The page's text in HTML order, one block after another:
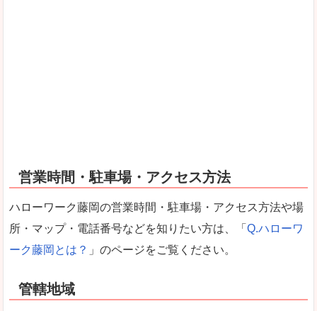
営業時間・駐車場・アクセス方法
ハローワーク藤岡の営業時間・駐車場・アクセス方法や場
所・マップ・電話番号などを知りたい方は、「 Q.ハローワ
ーク藤岡とは？ 」のページをご覧ください。
管轄地域